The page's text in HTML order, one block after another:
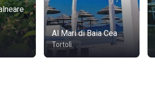
Al Mari di Baia Cea
Tortolì